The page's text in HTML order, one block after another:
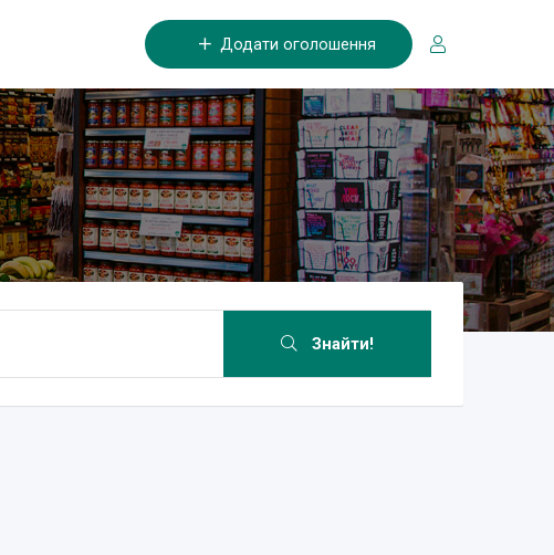
Додати оголошення
Знайти!